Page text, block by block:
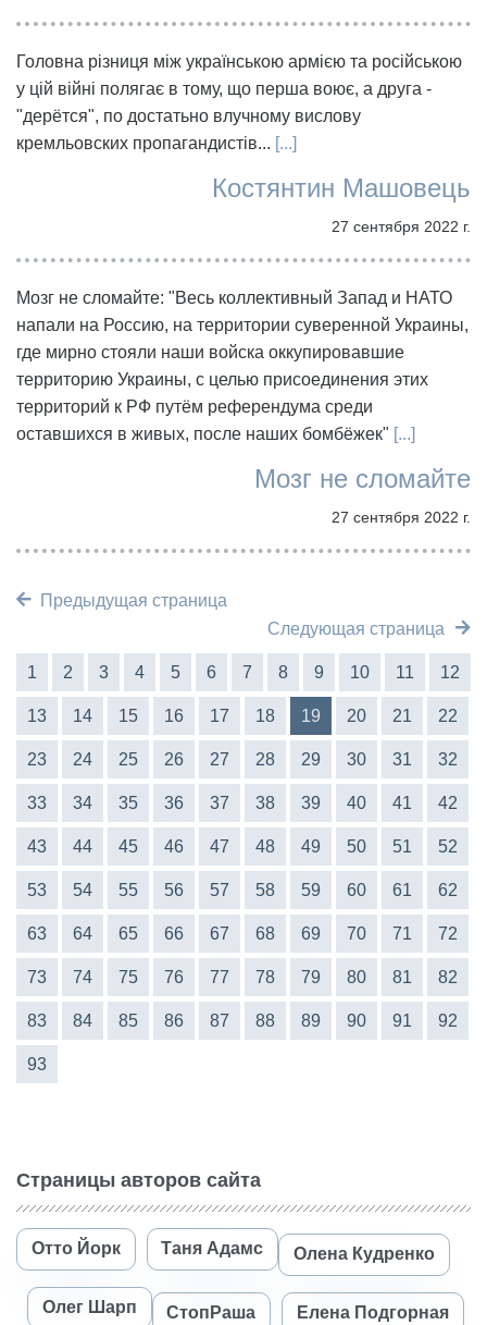
Головна різниця між українською армією та російською
у цій війні полягає в тому, що перша воює, а друга -
"дерётся", по достатьно влучному вислову
кремльовских пропагандистів... [...]
Костянтин Машовець
27 сентября 2022 г.
Мозг не сломайте: "Весь коллективный Запад и НАТО
напали на Россию, на территории суверенной Украины,
где мирно стояли наши войска оккупировавшие
территорию Украины, с целью присоединения этих
территорий к РФ путём референдума среди
оставшихся в живых, после наших бомбёжек" [...]
Мозг не сломайте
27 сентября 2022 г.
Предыдущая страница
Следующая страница
1 2 3 4 5 6 7 8 9 10 11 12
13 14 15 16 17 18 19 20 21 22
23 24 25 26 27 28 29 30 31 32
33 34 35 36 37 38 39 40 41 42
43 44 45 46 47 48 49 50 51 52
53 54 55 56 57 58 59 60 61 62
63 64 65 66 67 68 69 70 71 72
73 74 75 76 77 78 79 80 81 82
83 84 85 86 87 88 89 90 91 92
93
Страницы авторов сайта
Отто Йорк Таня Адамс Олена Кудренко
Олег Шарп СтопРаша Елена Подгорная